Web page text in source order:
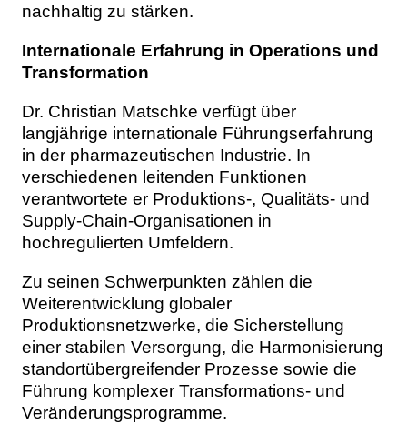
nachhaltig zu stärken.
Internationale Erfahrung in Operations und
Transformation
Dr. Christian Matschke verfügt über
langjährige internationale Führungserfahrung
in der pharmazeutischen Industrie. In
verschiedenen leitenden Funktionen
verantwortete er Produktions-, Qualitäts- und
Supply-Chain-Organisationen in
hochregulierten Umfeldern.
Zu seinen Schwerpunkten zählen die
Weiterentwicklung globaler
Produktionsnetzwerke, die Sicherstellung
einer stabilen Versorgung, die Harmonisierung
standortübergreifender Prozesse sowie die
Führung komplexer Transformations- und
Veränderungsprogramme.